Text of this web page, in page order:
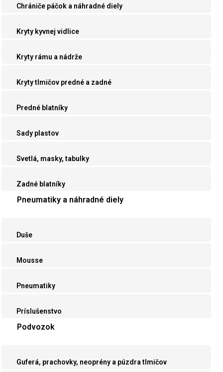
Chrániče páčok a náhradné diely
Kryty kyvnej vidlice
Kryty rámu a nádrže
Kryty tlmičov predné a zadné
Predné blatníky
Sady plastov
Svetlá, masky, tabulky
Zadné blatníky
Pneumatiky a náhradné diely
Duše
Mousse
Pneumatiky
Príslušenstvo
Podvozok
Guferá, prachovky, neoprény a púzdra tlmičov